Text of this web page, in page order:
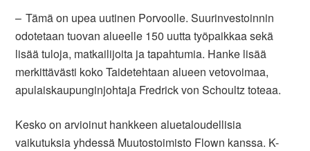
– Tämä on upea uutinen Porvoolle. Suurinvestoinnin
odotetaan tuovan alueelle 150 uutta työpaikkaa sekä
lisää tuloja, matkailijoita ja tapahtumia. Hanke lisää
merkittävästi koko Taidetehtaan alueen vetovoimaa,
apulaiskaupunginjohtaja FredrickvonSchoultztoteaa.
Kesko on arvioinut hankkeen aluetaloudellisia
vaikutuksia yhdessä Muutostoimisto Flown kanssa. K-